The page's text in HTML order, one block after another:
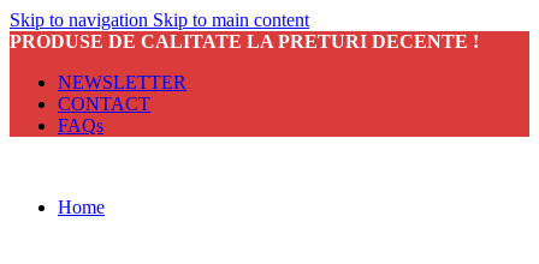
Skip to navigation Skip to main content
PRODUSE DE CALITATE LA PRETURI DECENTE !
NEWSLETTER
CONTACT
FAQs
Home